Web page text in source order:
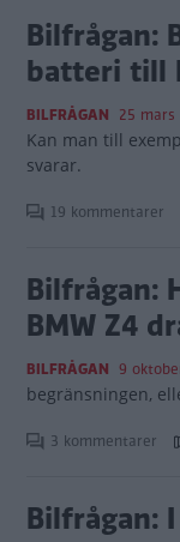
Bilfrågan:
batteri till
BILFRÅGAN 25 mars
Kan man till
svarar.
19 kommentarer
Bilfrågan:
BMW Z4
BILFRÅGAN 9
begränsningen,
3 kommentarer
Bilfrågan: